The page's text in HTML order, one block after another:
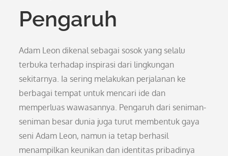
Pengaruh
Adam Leon dikenal sebagai sosok yang selalu
terbuka terhadap inspirasi dari lingkungan
sekitarnya. Ia sering melakukan perjalanan ke
berbagai tempat untuk mencari ide dan
memperluas wawasannya. Pengaruh dari seniman-
seniman besar dunia juga turut membentuk gaya
seni Adam Leon, namun ia tetap berhasil
menampilkan keunikan dan identitas pribadinya